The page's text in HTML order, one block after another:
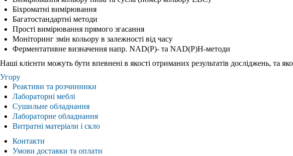
Біхроматні вимірювання
Багатостандартні методи
Прості вимірювання прямого згасання
Моніторинг змін кольору в залежності від часу
Ферментативне визначення напр. NAD(P)- та NAD(P)H-методи
Наші клієнти можуть бути впевнені в якості отриманих результатів досліджень, та
Угору
Реактиви та розчинники
Лабораторні меблі
Сушильне обладнання
Лабораторне обладнання
Витратні матеріали і скло
Контакти
Умови доставки та оплати